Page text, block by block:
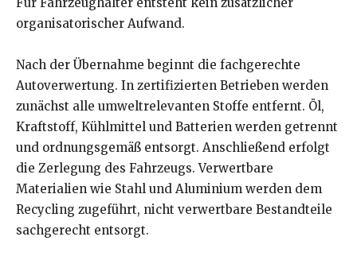
organisatorischer Aufwand.
Nach der Übernahme beginnt die fachgerechte
Autoverwertung. In zertifizierten Betrieben werden
zunächst alle umweltrelevanten Stoffe entfernt. Öl,
Kraftstoff, Kühlmittel und Batterien werden getrennt
und ordnungsgemäß entsorgt. Anschließend erfolgt
die Zerlegung des Fahrzeugs. Verwertbare
Materialien wie Stahl und Aluminium werden dem
Recycling zugeführt, nicht verwertbare Bestandteile
sachgerecht entsorgt.